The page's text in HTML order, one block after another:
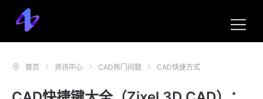
首页 资讯中心 CAD热门问题 CAD快捷方式